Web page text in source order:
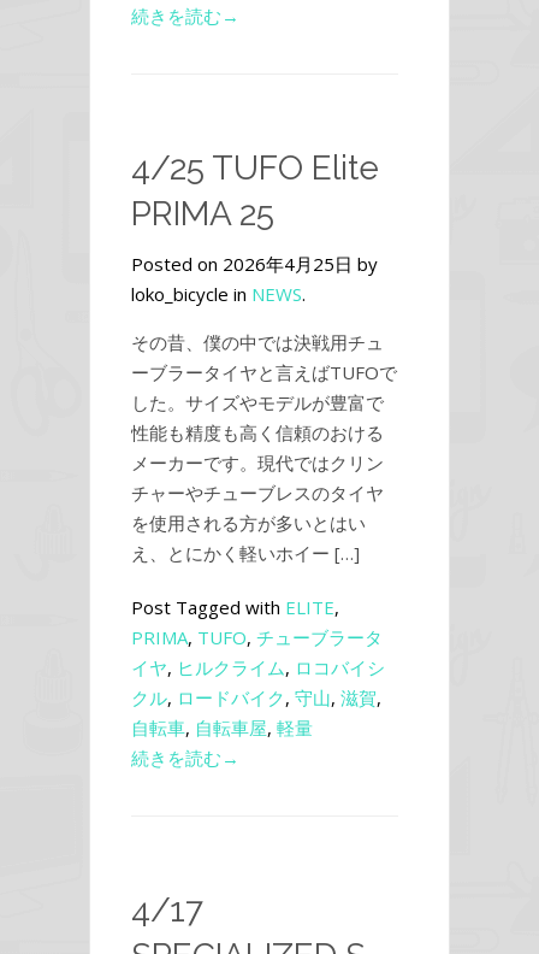
続きを読む→
4/25 TUFO Elite
PRIMA 25
Posted on 2026年4月25日 by
loko_bicycle in NEWS.
その昔、僕の中では決戦用チュ
ーブラータイヤと言えばTUFOで
した。サイズやモデルが豊富で
性能も精度も高く信頼のおける
メーカーです。現代ではクリン
チャーやチューブレスのタイヤ
を使用される方が多いとはい
え、とにかく軽いホイー […]
Post Tagged with ELITE,
PRIMA, TUFO, チューブラータ
イヤ, ヒルクライム, ロコバイシ
クル, ロードバイク, 守山, 滋賀,
自転車, 自転車屋, 軽量
続きを読む→
4/17